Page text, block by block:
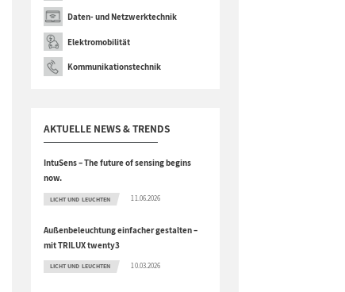
Daten- und Netzwerktechnik
Elektromobilität
Kommunikationstechnik
AKTUELLE NEWS & TRENDS
IntuSens – The future of sensing begins
now.
LICHT UND LEUCHTEN 11.06.2026
Außenbeleuchtung einfacher gestalten –
mit TRILUX twenty3
LICHT UND LEUCHTEN 10.03.2026